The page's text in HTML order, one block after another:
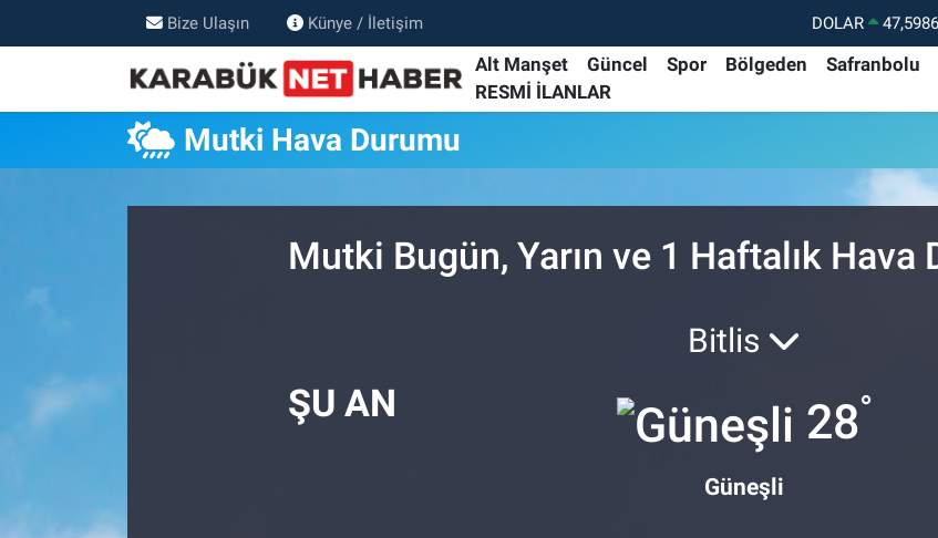
Bize Ulaşın Künye / İletişim DOLAR 47,5986
EURO
BİST100
Alt Manşet Güncel Spor Bölgeden Safranbolu
RESMİ İLANLAR
Mutki Hava Durumu
Mutki Bugün, Yarın ve 1 Haftalık Hava
ŞU AN
Bitlis
28°
Güneşli